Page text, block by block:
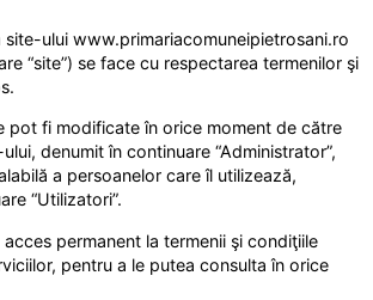
site-ului www.primariacomuneipietrosani.ro
“site”) se face cu respectarea termenilor şi
pot fi modificate în orice moment de către
denumit în continuare “Administrator”,
a persoanelor care îl utilizează,
“Utilizatori”.
permanent la termenii şi condiţiile
pentru a le putea consulta în orice